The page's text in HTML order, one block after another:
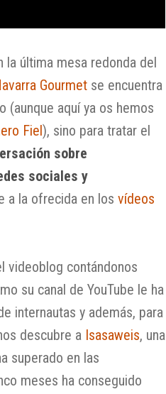
la última mesa redonda del
Gourmet se encuentra
(aunque aquí ya os hemos
Fiel), sino para tratar el
sobre
sociales y
a la ofrecida en losvídeos
videoblog contándonos
su canal de YouTube le ha
internautas y además, para
descubre a Isasaweis, una
superado en las
meses ha conseguido